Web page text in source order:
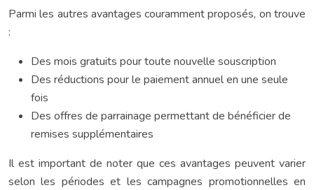
Parmi les autres avantages couramment proposés, on trouve
:
Des mois gratuits pour toute nouvelle souscription
Des réductions pour le paiement annuel en une seule
fois
Des offres de parrainage permettant de bénéficier de
remises supplémentaires
Il est important de noter que ces avantages peuvent varier
selon les périodes et les campagnes promotionnelles en